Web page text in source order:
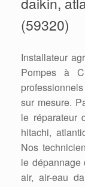
(59320)
Installateur
Pompes à
sur mesure.
le réparateur
hitachi,
Nos
le dépannage
air, air-eau